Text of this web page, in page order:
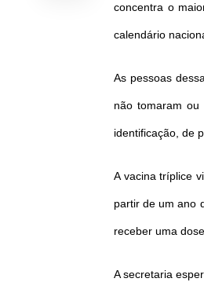
concentra o
calendário
As pessoas
não tomaram ou
identificação, de
A vacina tríplice
partir de um ano
receber uma
A secretaria